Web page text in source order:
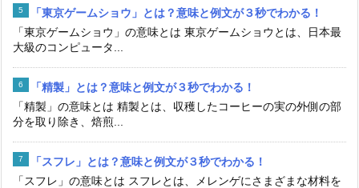
「東京ゲームショウ」とは？意味と例文が３秒でわかる！
「東京ゲームショウ」の意味とは 東京ゲームショウとは、日本最
大級のコンピュータ...
「精製」とは？意味と例文が３秒でわかる！
「精製」の意味とは 精製とは、収穫したコーヒーの実の外側の部
分を取り除き、焙煎...
「スフレ」とは？意味と例文が３秒でわかる！
「スフレ」の意味とは スフレとは、メレンゲにさまざまな材料を